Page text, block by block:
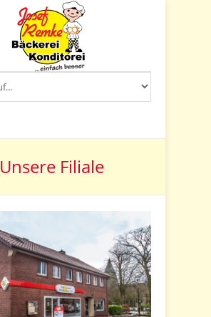
Unsere Filiale